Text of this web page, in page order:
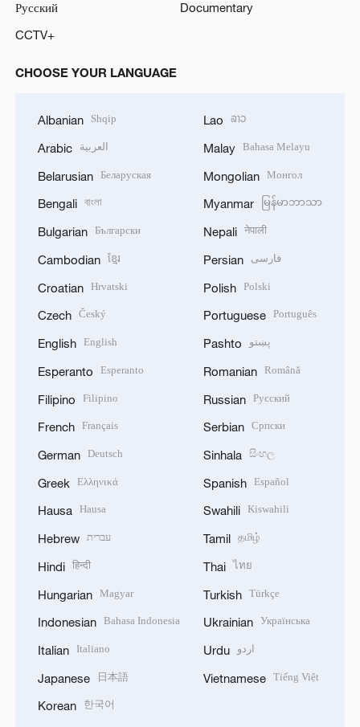
Русский
Documentary
CCTV+
CHOOSE YOUR LANGUAGE
Albanian Shqip
Arabic العربية
Belarusian Беларуская
Bengali বাংলা
Bulgarian Български
Cambodian ខ្មែរ
Croatian Hrvatski
Czech Český
English English
Esperanto Esperanto
Filipino Filipino
French Français
German Deutsch
Greek Ελληνικά
Hausa Hausa
Hebrew עברית
Hindi हिन्दी
Hungarian Magyar
Indonesian Bahasa Indonesia
Italian Italiano
Japanese 日本語
Korean 한국어
Lao ລາວ
Malay Bahasa Melayu
Mongolian Монгол
Myanmar မြန်မာဘာသာ
Nepali नेपाली
Persian فارسی
Polish Polski
Portuguese Português
Pashto پښتو
Romanian Română
Russian Русский
Serbian Српски
Sinhala සිංහල
Spanish Español
Swahili Kiswahili
Tamil தமிழ்
Thai ไทย
Turkish Türkçe
Ukrainian Українська
Urdu اردو
Vietnamese Tiếng Việt